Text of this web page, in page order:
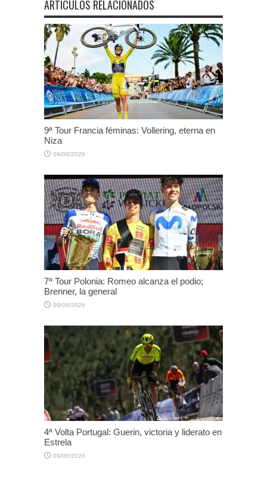
ARTÍCULOS RELACIONADOS
9ª Tour Francia féminas: Vollering, eterna en
Niza
09/08/2026
7ª Tour Polonia: Romeo alcanza el podio;
Brenner, la general
09/08/2026
4ª Volta Portugal: Guerin, victoria y liderato en
Estrela
09/08/2026